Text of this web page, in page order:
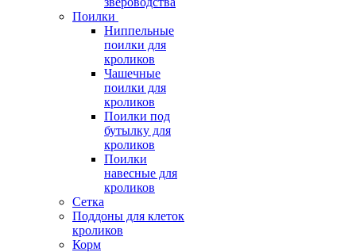
Поилки
Ниппельные
поилки для
кроликов
Чашечные
поилки для
кроликов
Поилки под
бутылку для
кроликов
Поилки
навесные для
кроликов
Сетка
Поддоны для клеток
кроликов
Корм